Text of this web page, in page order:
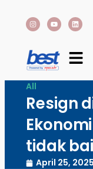
All
Resign
tidak
April 25, 2025